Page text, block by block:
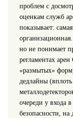
проблем с
оценкам служб
показывает:
но не понимает
регламентах
«размытых»
дедлайны
очереди у входа
безопасности, на